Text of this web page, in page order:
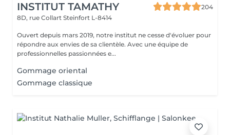
INSTITUT TAMATHY
204
8D, rue Collart Steinfort L-8414
Ouvert depuis mars 2019, notre institut ne cesse d'évoluer pour
répondre aux envies de sa clientèle. Avec une équipe de
professionnelles passionnées e...
Gommage oriental
Gommage classique